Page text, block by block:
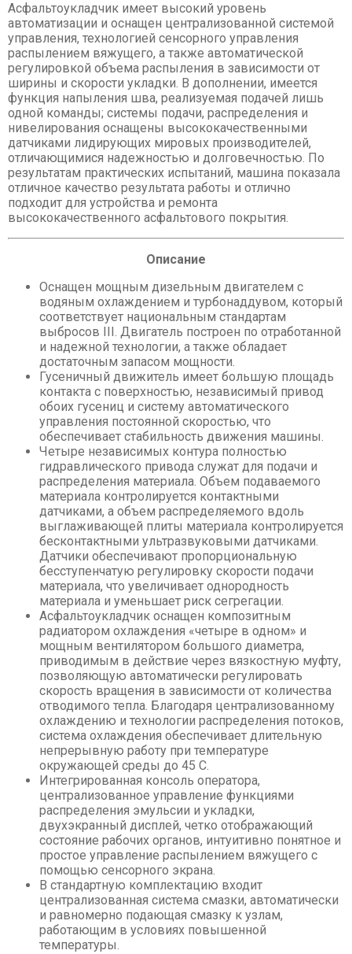
Асфальтоукладчик имеет высокий уровень
автоматизации и оснащен централизованной системой
управления, технологией сенсорного управления
распылением вяжущего, а также автоматической
регулировкой объема распыления в зависимости от
ширины и скорости укладки. В дополнении, имеется
функция напыления шва, реализуемая подачей лишь
одной команды; системы подачи, распределения и
нивелирования оснащены высококачественными
датчиками лидирующих мировых производителей,
отличающимися надежностью и долговечностью. По
результатам практических испытаний, машина показала
отличное качество результата работы и отлично
подходит для устройства и ремонта
высококачественного асфальтового покрытия.
Описание
Оснащен мощным дизельным двигателем с
водяным охлаждением и турбонаддувом, который
соответствует национальным стандартам
выбросов III. Двигатель построен по отработанной
и надежной технологии, а также обладает
достаточным запасом мощности.
Гусеничный движитель имеет большую площадь
контакта с поверхностью, независимый привод
обоих гусениц и систему автоматического
управления постоянной скоростью, что
обеспечивает стабильность движения машины.
Четыре независимых контура полностью
гидравлического привода служат для подачи и
распределения материала. Объем подаваемого
материала контролируется контактными
датчиками, а объем распределяемого вдоль
выглаживающей плиты материала контролируется
бесконтактными ультразвуковыми датчиками.
Датчики обеспечивают пропорциональную
бесступенчатую регулировку скорости подачи
материала, что увеличивает однородность
материала и уменьшает риск сегрегации.
Асфальтоукладчик оснащен композитным
радиатором охлаждения «четыре в одном» и
мощным вентилятором большого диаметра,
приводимым в действие через вязкостную муфту,
позволяющую автоматически регулировать
скорость вращения в зависимости от количества
отводимого тепла. Благодаря централизованному
охлаждению и технологии распределения потоков,
система охлаждения обеспечивает длительную
непрерывную работу при температуре
окружающей среды до 45 С.
Интегрированная консоль оператора,
централизованное управление функциями
распределения эмульсии и укладки,
двухэкранный дисплей, четко отображающий
состояние рабочих органов, интуитивно понятное и
простое управление распылением вяжущего с
помощью сенсорного экрана.
В стандартную комплектацию входит
централизованная система смазки, автоматически
и равномерно подающая смазку к узлам,
работающим в условиях повышенной
температуры.